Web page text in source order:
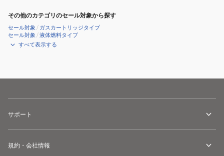
その他のカテゴリのセール対象から探す
セール対象 / ガスカートリッジタイプ
セール対象 /液体燃料タイプ
すべて表示する
サポート
規約・会社情報